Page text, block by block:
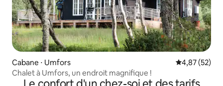
Cabane ⋅ Umfors Évaluation
4,87 (52)
Chalet à Umfors, un endroit magnifique !